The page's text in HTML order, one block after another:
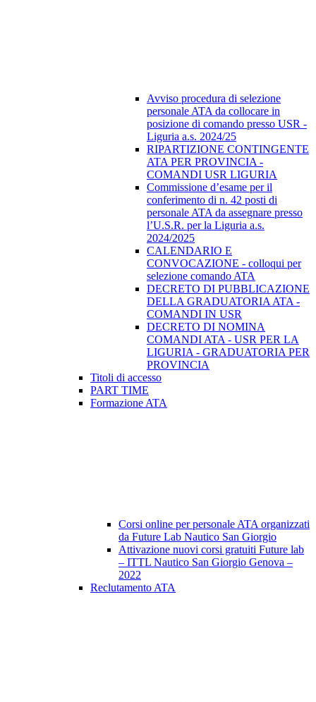
Avviso procedura di selezione
personale ATA da collocare in
posizione di comando presso USR -
Liguria a.s. 2024/25
RIPARTIZIONE CONTINGENTE
ATA PER PROVINCIA -
COMANDI USR LIGURIA
Commissione d’esame per il
conferimento di n. 42 posti di
personale ATA da assegnare presso
l’U.S.R. per la Liguria a.s.
2024/2025
CALENDARIO E
CONVOCAZIONE - colloqui per
selezione comando ATA
DECRETO DI PUBBLICAZIONE
DELLA GRADUATORIA ATA -
COMANDI IN USR
DECRETO DI NOMINA
COMANDI ATA - USR PER LA
LIGURIA - GRADUATORIA PER
PROVINCIA
Titoli di accesso
PART TIME
Formazione ATA
Corsi online per personale ATA organizzati
da Future Lab Nautico San Giorgio
Attivazione nuovi corsi gratuiti Future lab
– ITTL Nautico San Giorgio Genova –
2022
Reclutamento ATA